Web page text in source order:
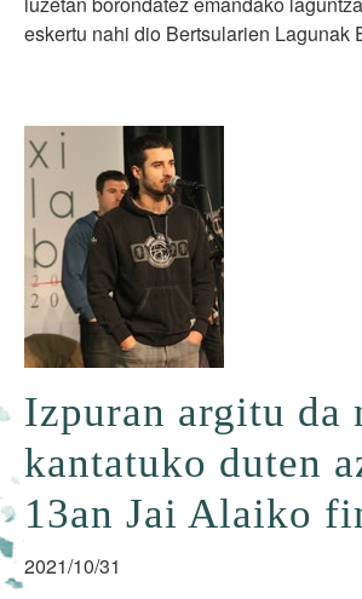
eskertu nahi dio Bertsularien Lagunak
Izpuran argitu da
kantatuko duten
13an Jai Alaiko
2021/10/31